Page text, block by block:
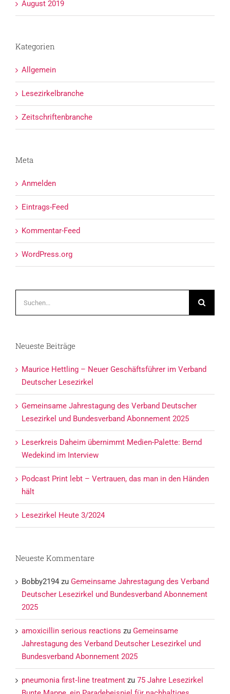
August 2019
Kategorien
Allgemein
Lesezirkelbranche
Zeitschriftenbranche
Meta
Anmelden
Eintrags-Feed
Kommentar-Feed
WordPress.org
nach:
Neueste Beiträge
Maurice Hettling – Neuer Geschäftsführer im Verband
Deutscher Lesezirkel
Gemeinsame Jahrestagung des Verband Deutscher
Lesezirkel und Bundesverband Abonnement 2025
Leserkreis Daheim übernimmt Medien-Palette: Bernd
Wedekind im Interview
Podcast Print lebt – Vertrauen, das man in den Händen
hält
Lesezirkel Heute 3/2024
Neueste Kommentare
Bobby2194 zu Gemeinsame Jahrestagung des Verband
Deutscher Lesezirkel und Bundesverband Abonnement
2025
amoxicillin serious reactions zu Gemeinsame
Jahrestagung des Verband Deutscher Lesezirkel und
Bundesverband Abonnement 2025
pneumonia first‑line treatment zu 75 Jahre Lesezirkel